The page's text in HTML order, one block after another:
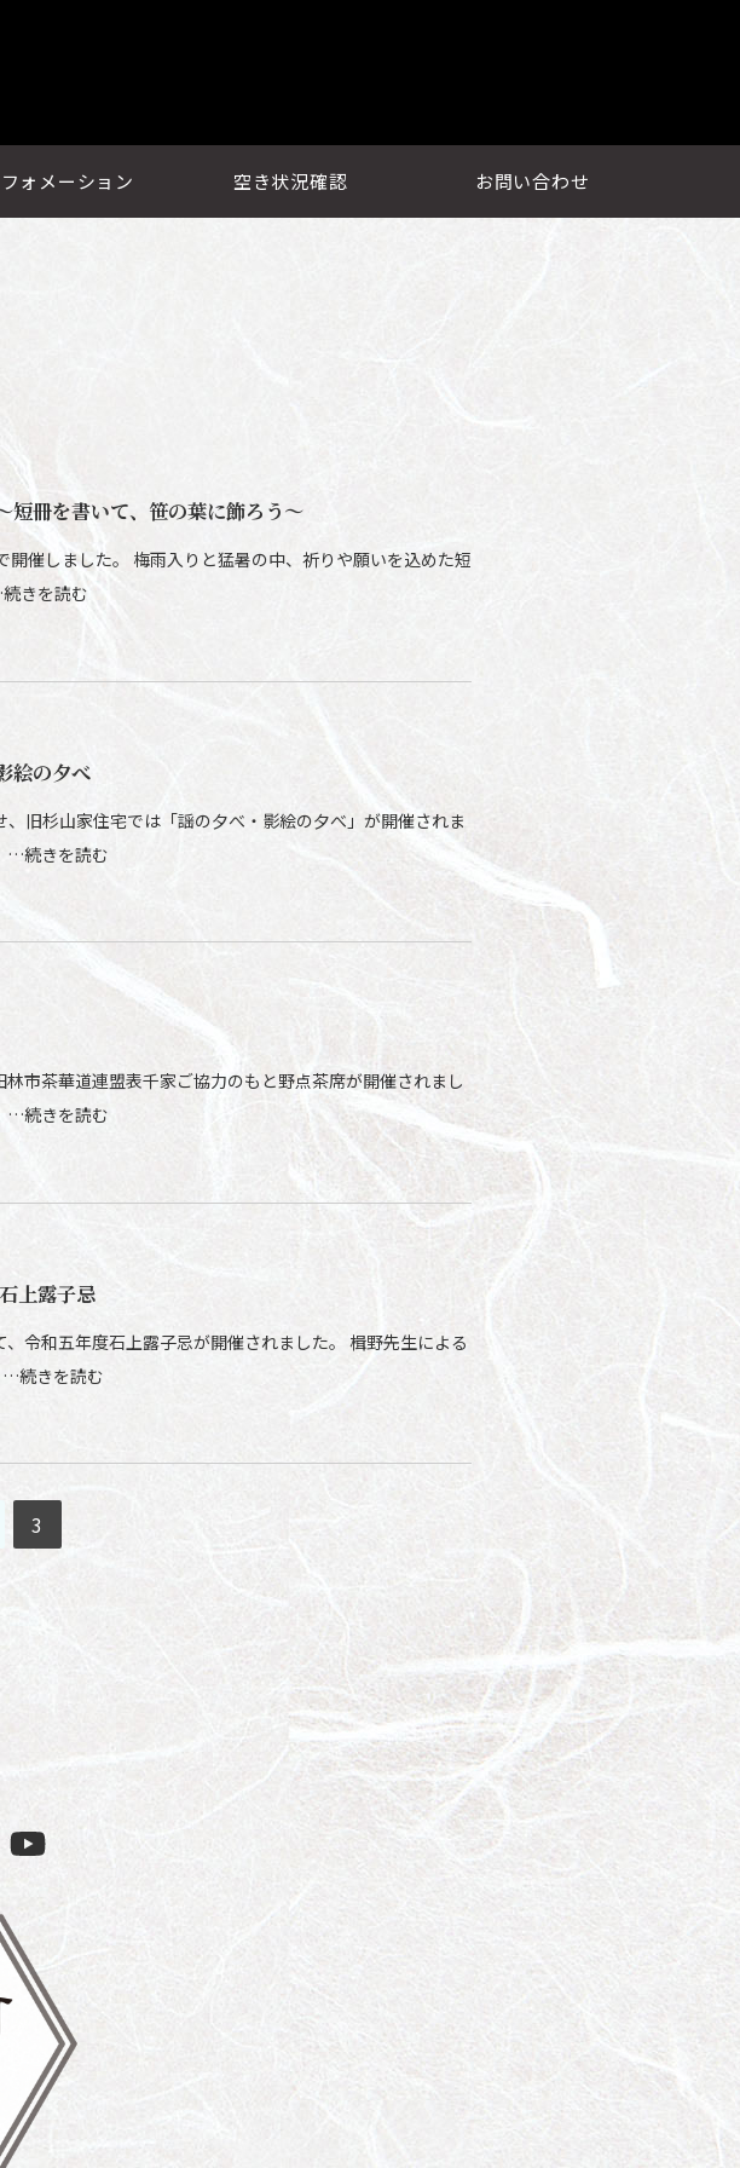
ォメーション 空き状況確認 お問い合わせ
短冊を書いて、笹の葉に飾ろう～
催しました。 梅雨入りと猛暑の中、祈りや願いを込めた短
きを読む
絵の夕べ
旧杉山家住宅では「謡の夕べ・影絵の夕べ」が開催されま
…続きを読む
市茶華道連盟表千家ご協力のもと野点茶席が開催されまし
…続きを読む
上露子忌
令和五年度石上露子忌が開催されました。 楫野先生による
…続きを読む
3